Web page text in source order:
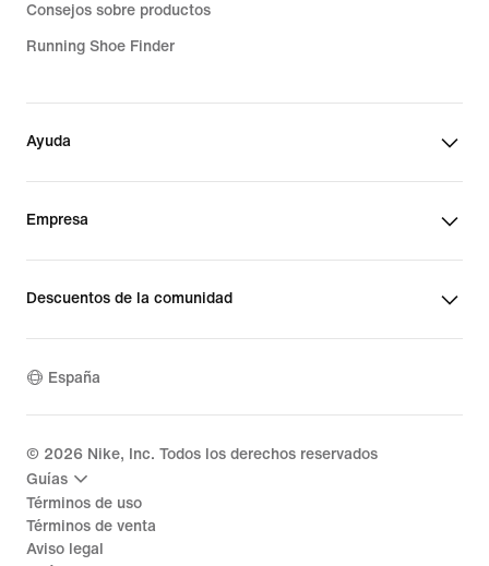
Consejos sobre productos
Running Shoe Finder
Ayuda
Empresa
Descuentos de la comunidad
España
© 2026 Nike, Inc. Todos los derechos reservados
Guías
Términos de uso
Términos de venta
Aviso legal